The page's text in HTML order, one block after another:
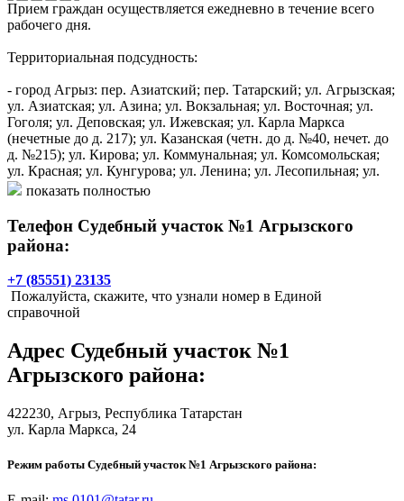
Прием граждан осуществляется ежедневно в течение всего
рабочего дня.
Территориальная подсудность:
- город Агрыз: пер. Азиатский; пер. Татарский; ул. Агрызская;
ул. Азиатская; ул. Азина; ул. Вокзальная; ул. Восточная; ул.
Гоголя; ул. Деповская; ул. Ижевская; ул. Карла Маркса
(нечетные до д. 217); ул. Казанская (четн. до д. №40, нечет. до
д. №215); ул. Кирова; ул. Коммунальная; ул. Комсомольская;
ул. Красная; ул. Кунгурова; ул. Ленина; ул. Лесопильная; ул.
Малая Амурская; ул. Мусы Джалиля; ул. Маяковского; ул.
Октябрьская; ул. Ометова; ул. Партизанская; ул. Пролетарская;
ул. Пугачева; ул. Пушкина; ул. Совхоз-2; ул. Спортивная; ул.
Татарстан; ул. Тукая; ул. Х. Такташ; ул. Чайковского; ул.
- Азевское сельское поселение: с. Азево; д. Кам-Ключ; д.
Контузла; д. Чачка.
- Бимское сельское поселение: с. Бима; д. Мадык; с. Новая
Чекалда; с. Пелемеш.
Галеево; п. Комсомолка; с. Сосново.
с. Варзи-Омга; с. Варзи-Пельга.
показать полностью
Телефон Судебный участок №1 Агрызского
района:
+7 (85551) 23135
Пожалуйста, скажите, что узнали номер в Единой
справочной
Адрес Судебный участок №1
Агрызского района:
422230, Агрыз, Республика Татарстан
ул. Карла Маркса, 24
Режим работы Судебный участок №1 Агрызского района: